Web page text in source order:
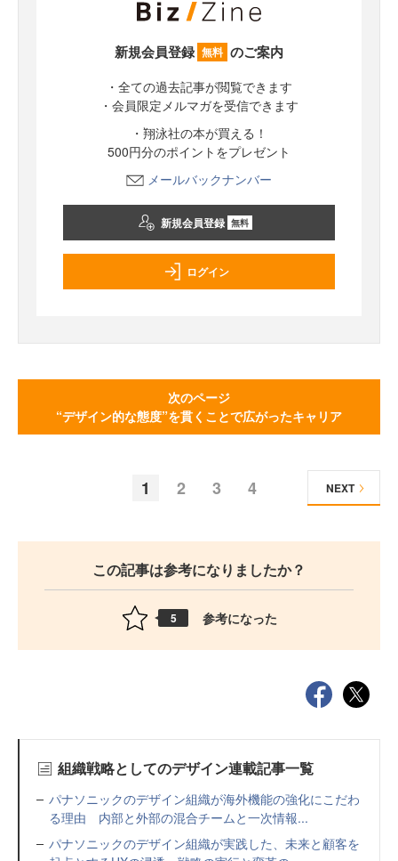
新規会員登録 無料 のご案内
・全ての過去記事が閲覧できます
・会員限定メルマガを受信できます
・翔泳社の本が買える！
500円分のポイントをプレゼント
メールバックナンバー
新規会員登録 無料
ログイン
次のページ
“デザイン的な態度”を貫くことで広がったキャリア
1 2 3 4 NEXT
この記事は参考になりましたか？
5 参考になった
組織戦略としてのデザイン連載記事一覧
パナソニックのデザイン組織が海外機能の強化にこだわ
る理由 内部と外部の混合チームと一次情報...
パナソニックのデザイン組織が実践した、未来と顧客を